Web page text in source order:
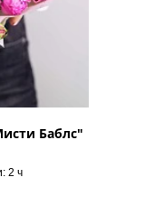
Баблс"
2 ч